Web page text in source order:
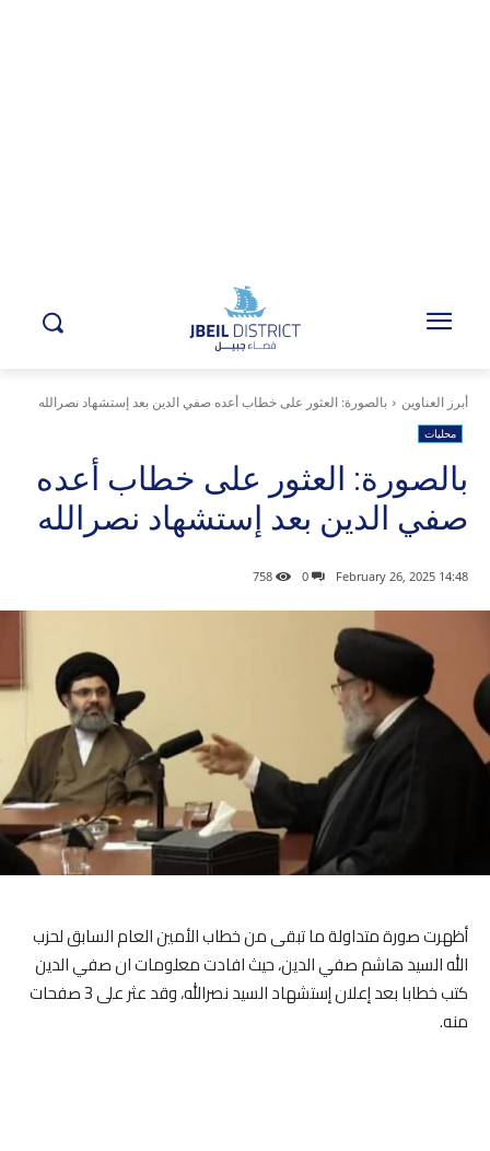
أبرز العناوين بالصورة: العثور على خطاب أعده صفي الدين بعد إستشهاد نصرالله
محليات
بالصورة: العثور على خطاب أعده
صفي الدين بعد إستشهاد نصرالله
14:48 2025 ,February 26
0
758
أظهرت صورة متداولة ما تبقى من خطاب الأمين العام السابق لحزب
الله السيد هاشم صفي الدين، حيث افادت معلومات ان صفي الدين
كتب خطابا بعد إعلان إستشهاد السيد نصرالله، وقد عثر على 3 صفحات
منه.